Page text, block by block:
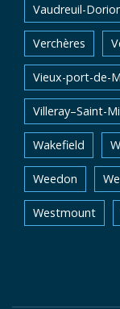
Vaudreuil-
Verchères
Vieux-port-de-
Villeray–Saint-
Wakefield
Weedon
Westmount